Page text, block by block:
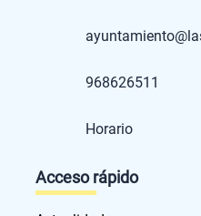
968626511
Horario
Acceso rápido